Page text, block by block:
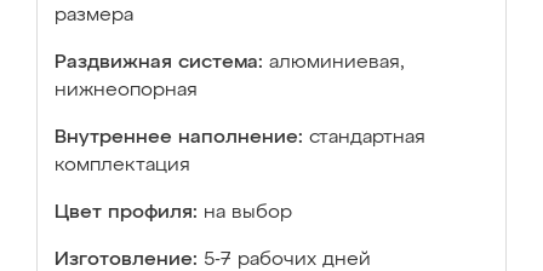
размера
Раздвижная система: алюминиевая,
нижнеопорная
Внутреннее наполнение: стандартная
комплектация
Цвет профиля: на выбор
Изготовление: 5-7 рабочих дней